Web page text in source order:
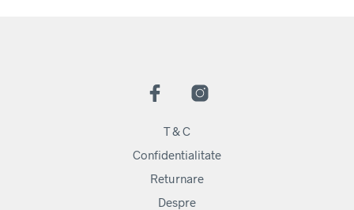
T & C
Confidentialitate
Returnare
Despre